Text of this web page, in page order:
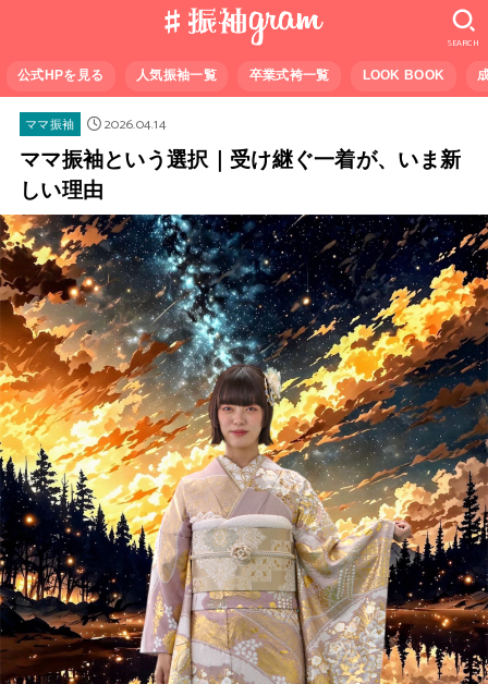
公式HPを見る 人気振袖一覧 卒業式袴一覧 LOOK BOOK
SEARCH
ママ振袖
2026.04.14
ママ振袖という選択｜受け継ぐ一着が、いま新
しい理由